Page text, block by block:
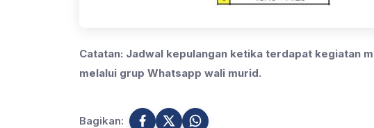
Catatan: Jadwal kepulangan ketika terdapat kegiatan
melalui grup Whatsapp wali murid.
Bagikan: